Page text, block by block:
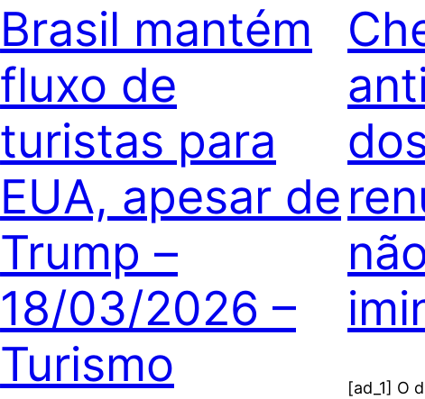
Brasil mantém
fluxo de
turistas para
EUA, apesar de
Trump –
18/03/2026 –
Turismo
[ad_1] O